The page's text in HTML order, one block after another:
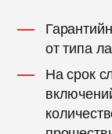
от типа
На срок